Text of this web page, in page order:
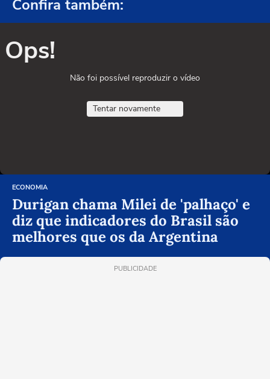
Confira também:
Ops!
Não foi possível reproduzir o vídeo
Tentar novamente
ECONOMIA
Durigan chama Milei de 'palhaço' e
diz que indicadores do Brasil são
melhores que os da Argentina
PUBLICIDADE